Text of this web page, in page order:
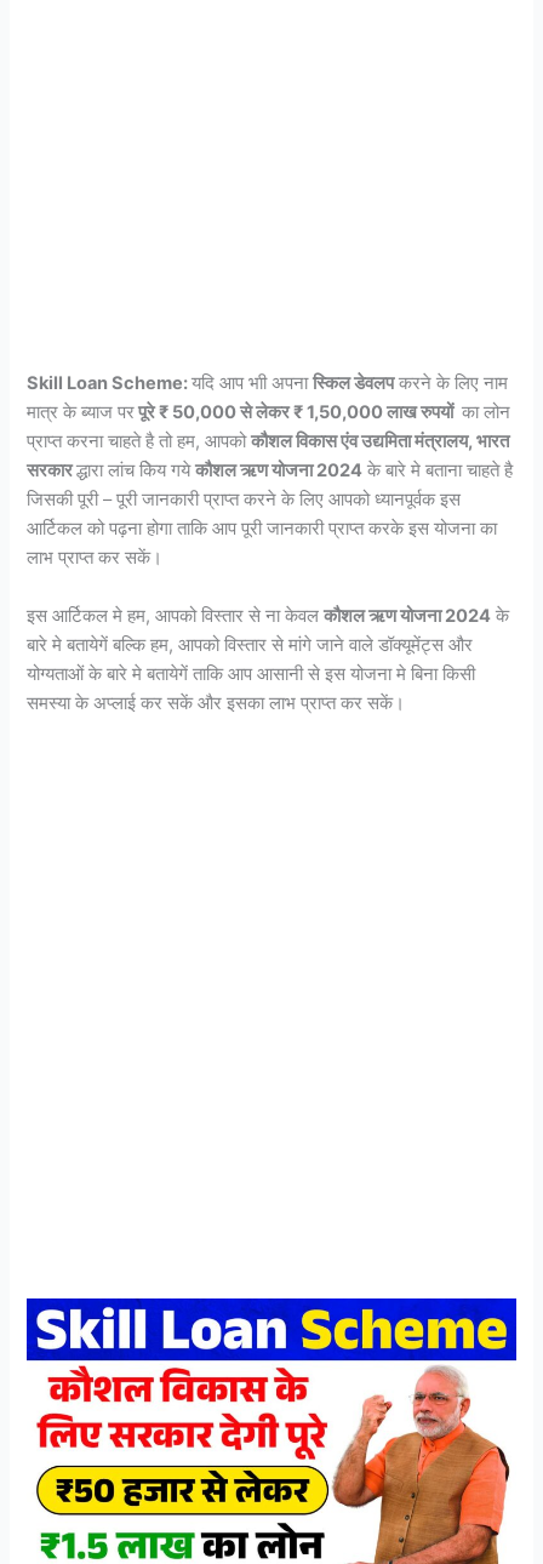
Skill Loan Scheme:यदि आप भाी अपनास्किल डेवलपकरने के लिए नाम
मात्र के ब्याज परपूरे ₹ 50,000 से लेकर ₹ 1,50,000 लाख रुपयों का लोन
प्राप्त करना चाहते है तो हम, आपकोकौशल विकास एंव उद्यमिता मंत्रालय, भारत
सरकारद्धारा लांच किेय गयेकौशल ऋण योजना 2024 के बारे मे बताना चाहते है
जिसकी पूरी – पूरी जानकारी प्राप्त करने के लिए आपको ध्यानपूर्वक इस
आर्टिकल को पढ़ना होगा ताकि आप पूरी जानकारी प्राप्त करके इस योजना का
लाभ प्राप्त कर सकें।
इस आर्टिकल मे हम, आपको विस्तार से ना केवलकौशल ऋण योजना 2024 के
बारे मे बतायेगें बल्कि हम, आपको विस्तार से मांगे जाने वाले डॉक्यूमेंट्स और
योग्यताओं के बारे मे बतायेगें ताकि आप आसानी से इस योजना मे बिना किसी
समस्या के अप्लाई कर सकें और इसका लाभ प्राप्त कर सकें।